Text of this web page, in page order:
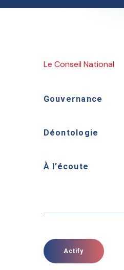
Le Conseil National
Gouvernance
Déontologie
À l’écoute
Actify